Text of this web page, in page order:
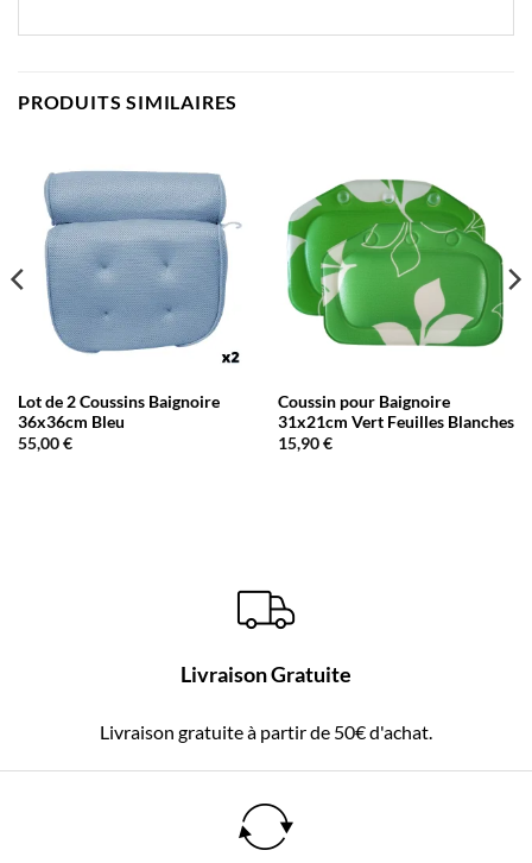
PRODUITS SIMILAIRES
Lot de 2 Coussins Baignoire
36x36cm Bleu
55,00€
Coussin pour Baignoire
31x21cm Vert Feuilles Blanches
15,90€
Livraison Gratuite
Livraison gratuite à partir de 50€ d'achat.